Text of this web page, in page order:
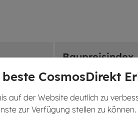
CosmosDirekt
auf der Website deutlich zu
zur Verfügung stellen zu
Baupreisindex
1.310,3